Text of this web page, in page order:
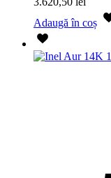
Adaugă în coș